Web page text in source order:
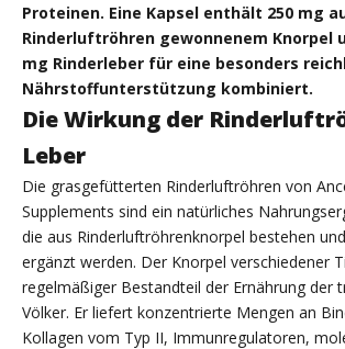
Proteinen. Eine Kapsel enthält 250 mg
Rinderluftröhren gewonnenem Knorpel
mg Rinderleber für eine besonders
Nährstoffunterstützung kombiniert.
Die Wirkung der
Leber
Die grasgefütterten Rinderluftröhren von
Supplements sind ein natürliches
die aus Rinderluftröhrenknorpel bestehen
ergänzt werden. Der Knorpel verschiedener
regelmäßiger Bestandteil der Ernährung der
Völker. Er liefert konzentrierte Mengen an
Kollagen vom Typ II, Immunregulatoren,